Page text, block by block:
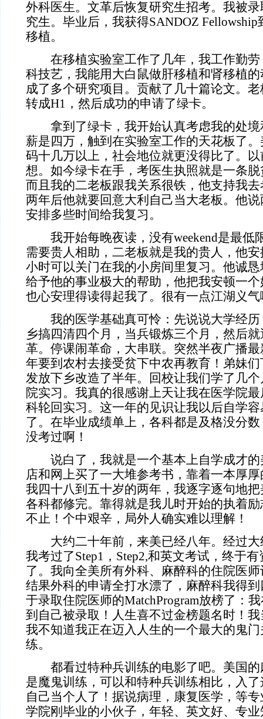
外科医生。文革后恢复研究生招考。我被
究生。毕业后，我获得SANDOZ
移植。
在移植实验室工作了几年，我工作勤劳
科技艺，我能用大白鼠做肝移植和肾移植
成了多个研究项目。贡献了几十篇论文。
转成H1，然后成功的申请了绿卡。
拿到了绿卡，我开始认真考虑我的处境
薪是四万，触到在实验室工作的天花板了
码十几万以上，社会地位就更没得比了。
想。如今绿卡在手，考医生执照就是一条
而且我的二老板跟我关系很铁，他支持我
两年后他就要回意大利自己当大老板。他
安排多些时间给我复习。
我开始每晚夜读，没有weekend是最低
需要贵人相助，二老板就是我的贵人，他
小时可以关门在我的小房间里复习。他诚
给予他的事业极大的帮助，他把我安顿一
也心安理得读得起我了。很有一点江湖义气
我的医学基础真可怜：先说说大学经历
乡搞四清四个月，当兵锻炼三个月，然后
革。停课闹革命，大串联。突然半夜广播
年要到农村去接受贫下中农再教育！弟妹
发放下乡改造了半年。回校让我们学了几
院实习。我真的很感谢上天让我在医学院
科轮回实习。这一年的见识让我以后自学
了。在毕业成绩单上，各科都是及格没分
没考过啊！
说白了，我就是一个基本上自学成才的
店和网上买了一大堆参考书，靠着一本厚
我四十八到五十岁的两年，我逐字逐句地
各科都修完。靠得就是我儿时开始的执着
不止！个中艰辛，局外人确实难以理解！
大约二十年前，来美已经八年。经过大
我考过了Step1，Step2,和英文考试，终于
了。我向全美所有外科、麻醉科的住院医
结果外科的申请全打水漂了，麻醉科我得
于录取住院医师的MatchProgram放榜了：
到自己被录取！人生喜不过金榜题名时！
我不知道我正在迈入人生的一个最大的鬼
练。
都看过特种兵训练的电影了吧。美国的
是魔鬼训练，可以和特种兵训练相比，入
自己当个人了！据说病理，康复医学，等
学院刚毕业的小伙子，年轻、英文好、专